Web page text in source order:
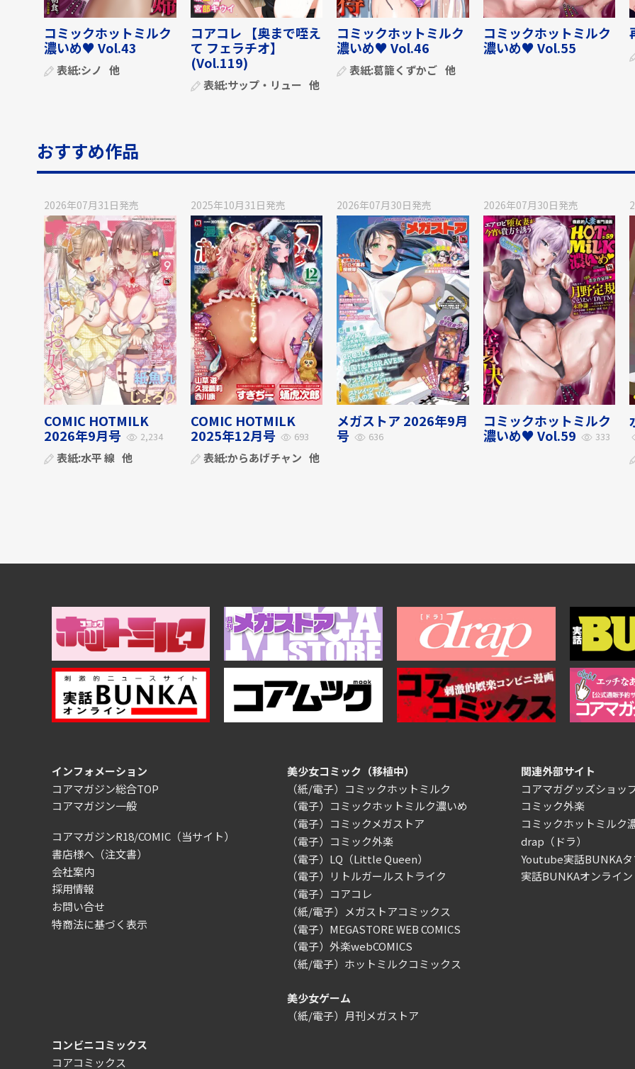
コミックホットミルク
濃いめ♥ Vol.43
表紙:シノ 他
コアコレ 【奥まで咥え
て フェラチオ】
(Vol.119)
表紙:サップ・リュー 他
コミックホットミルク
濃いめ♥ Vol.46
表紙:葛籠くずかご 他
コミックホットミルク
濃いめ♥ Vol.55
おすすめ作品
2026年07月31日発売
COMIC HOTMILK
2026年9月号
2,234
表紙:水平 線 他
2025年10月31日発売
COMIC HOTMILK
2025年12月号
693
表紙:からあげチャン 他
2026年07月30日発売
メガストア 2026年9月
号
636
2026年07月30日発売
コミックホットミルク
濃いめ♥ Vol.59
333
インフォメーション
コアマガジン総合TOP
コアマガジン一般
コアマガジンR18/COMIC（当サイト）
書店様へ（注文書）
会社案内
採用情報
お問い合せ
特商法に基づく表示
美少女コミック（移植中）
（紙/電子）コミックホットミルク
（電子）コミックホットミルク濃いめ
（電子）コミックメガストア
（電子）コミック外楽
（電子）LQ（Little Queen）
（電子）リトルガールストライク
（電子）コアコレ
（紙/電子）メガストアコミックス
（電子）MEGASTORE WEB COMICS
（電子）外楽webCOMICS
（紙/電子）ホットミルクコミックス
美少女ゲーム
（紙/電子）月刊メガストア
関連外部サイト
コアマガグッズショッ
コミック外楽
コミックホットミルク
drap（ドラ）
Youtube実話BUNKA
実話BUNKAオンライン
コンビニコミックス
コアコミックス